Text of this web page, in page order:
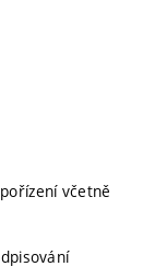
včetně